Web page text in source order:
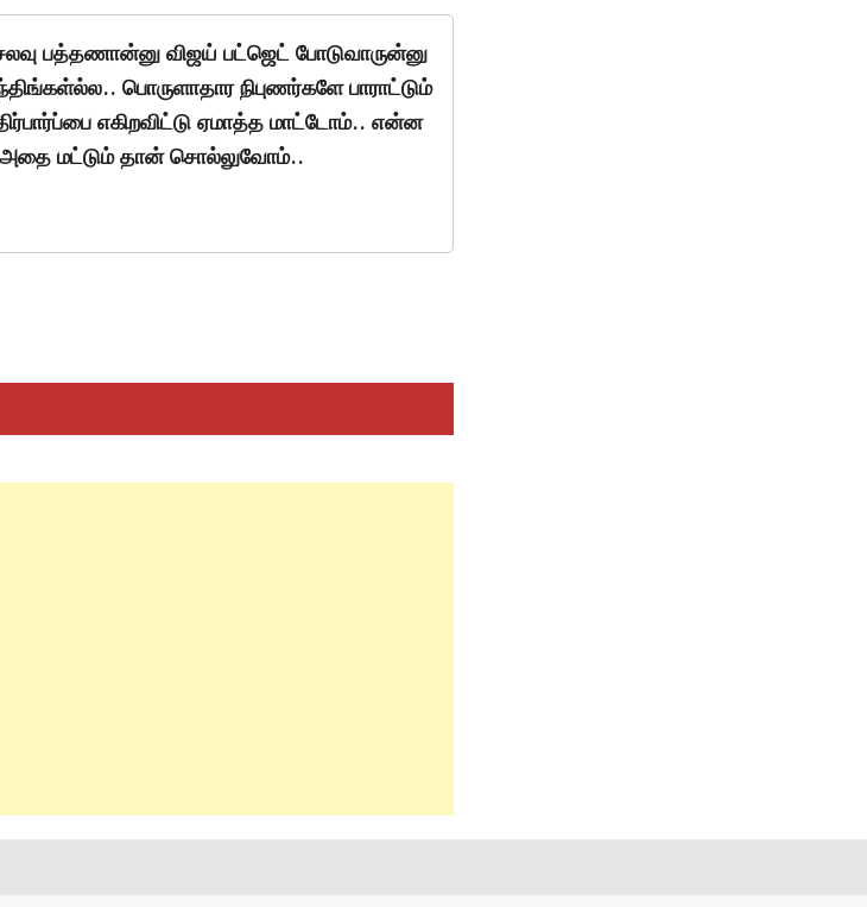
பத்தணான்னு விஜய் பட்ஜெட் போடுவாருன்னு
பொருளாதார நிபுணர்களே பாராட்டும்
எகிறவிட்டு ஏமாத்த மாட்டோம்.. என்ன
அதை மட்டும் தான் சொல்லுவோம்..